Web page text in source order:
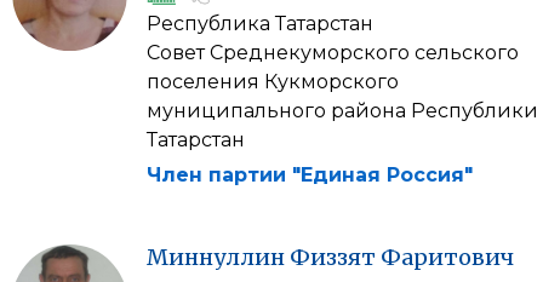
Республика Татарстан
Совет Среднекуморского сельского
поселения Кукморского
муниципального района Республики
Татарстан
Член партии "Единая Россия"
Миннуллин Физзят Фаритович